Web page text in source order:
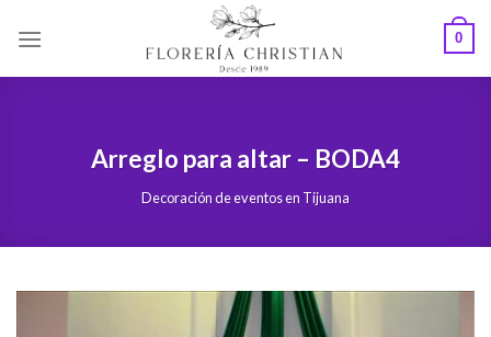
0
Arreglo para altar – BODA4
Decoración de eventos en Tijuana